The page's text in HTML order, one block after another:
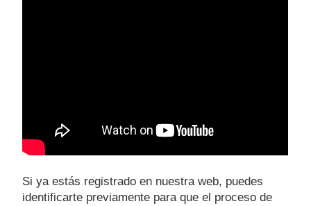
Si ya estás registrado en nuestra web, puedes
identificarte previamente para que el proceso de